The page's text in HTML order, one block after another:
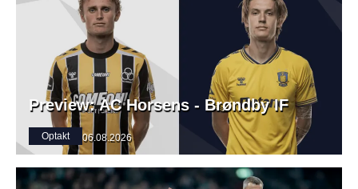
Preview: AC Horsens - Brøndby IF
Optakt 06.08.2026